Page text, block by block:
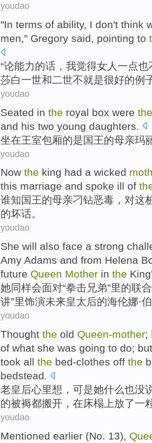
youdao
"In terms of ability, I don't think
men," Gregory said, pointing to
“论能力的话， 我觉得女人 一点也
莎白一世和二世不就是很好的例
youdao
Seated in the royal box were the
and his two young daughters
坐在王室包厢的是国王的母亲玛
youdao
Now the king had a wicked
this marriage and spoke ill of
谁知 国王的母亲刁钻恶毒 ，对这
的坏话。
youdao
She will also face a strong
Amy Adams and from Helena
future Queen Mother in the
她同样会面对“拳击兄弟”里的联合
讲”里饰演未来皇太后的海伦娜·伯
youdao
Thought the old Queen-mother;
of what she was going to do;
took all the bed-clothes off the
bedstead.
老皇后心里想 ， 可是她什么也没
的被褥都搬开， 在床榻上放了一
youdao
Mentioned earlier (No. 13),